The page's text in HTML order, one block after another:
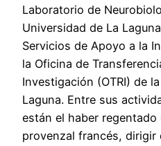
Laboratorio de
Universidad de La
Servicios de Apoyo a la
la Oficina de
Investigación (OTRI) de
Laguna. Entre sus
están el haber regentado
provenzal francés, dirigir